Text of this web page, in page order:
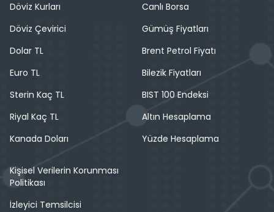
Döviz Kurları
Döviz Çevirici
Dolar TL
Euro TL
Sterin Kaç TL
Riyal Kaç TL
Kanada Doları
Canlı Borsa
Gümüş Fiyatları
Brent Petrol Fiyatı
Bilezik Fiyatları
BIST 100 Endeksi
Altın Hesaplama
Yüzde Hesaplama
Kişisel Verilerin Korunması
Politikası
İzleyici Temsilcisi